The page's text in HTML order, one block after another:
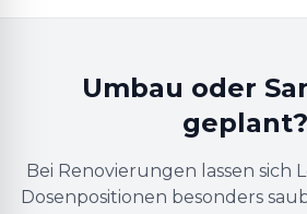
Umbau oder
geplant?
Bei Renovierungen lassen sich
Dosenpositionen besonders